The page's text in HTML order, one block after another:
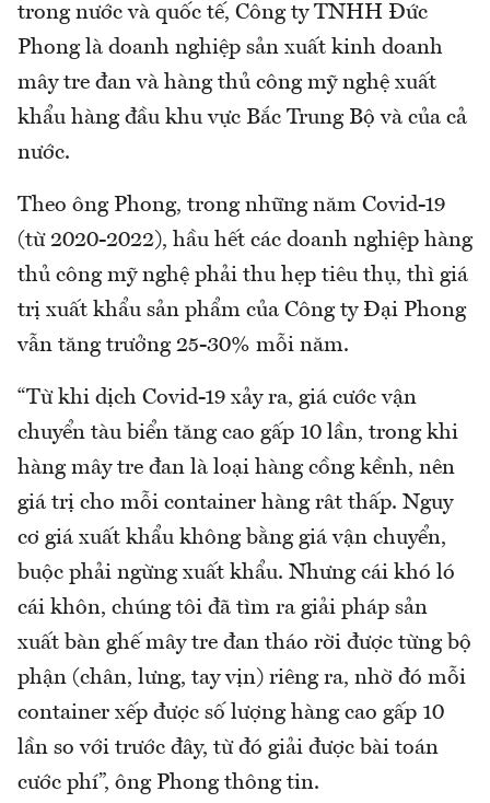
trong nước và quốc tế, Công ty TNHH Đức
Phong là doanh nghiệp sản xuất kinh doanh
mây tre đan và hàng thủ công mỹ nghệ xuất
khẩu hàng đầu khu vực Bắc Trung Bộ và của cả
nước.
Theo ông Phong, trong những năm Covid-19
(từ 2020-2022), hầu hết các doanh nghiệp hàng
thủ công mỹ nghệ phải thu hẹp tiêu thụ, thì giá
trị xuất khẩu sản phẩm của Công ty Đại Phong
vẫn tăng trưởng 25-30% mỗi năm.
“Từ khi dịch Covid-19 xảy ra, giá cước vận
chuyển tàu biển tăng cao gấp 10 lần, trong khi
hàng mây tre đan là loại hàng cồng kềnh, nên
giá trị cho mỗi container hàng rât thấp. Nguy
cơ giá xuất khẩu không bằng giá vận chuyển,
buộc phải ngừng xuất khẩu. Nhưng cái khó ló
cái khôn, chúng tôi đã tìm ra giải pháp sản
xuất bàn ghế mây tre đan tháo rời được từng bộ
phận (chân, lưng, tay vịn) riêng ra, nhờ đó mỗi
container xếp được số lượng hàng cao gấp 10
lần so với trước đây, từ đó giải được bài toán
cước phí”, ông Phong thông tin.